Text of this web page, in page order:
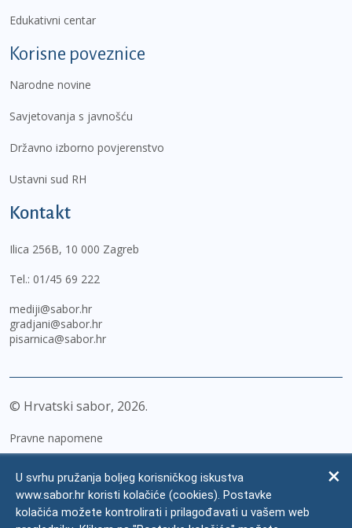
Edukativni centar
Korisne poveznice
Narodne novine
Savjetovanja s javnošću
Državno izborno povjerenstvo
Ustavni sud RH
Kontakt
Ilica 256B, 10 000 Zagreb
Tel.: 01/45 69 222
mediji@sabor.hr
gradjani@sabor.hr
pisarnica@sabor.hr
© Hrvatski sabor, 2026
Pravne napomene
Zaštita osobnih podataka
Impressum
U svrhu pružanja boljeg korisničkog iskustva
www.sabor.hr koristi kolačiće (cookies). Postavke
kolačića možete kontrolirati i prilagođavati u vašem web